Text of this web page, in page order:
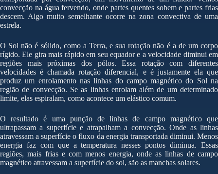
convecção na água fervendo, onde partes quentes sobem e partes frias
descem. Algo muito semelhante ocorre na zona convectiva de uma
estrela.
O Sol não é sólido, como a Terra, e sua rotação não é a de um corpo
rígido. Ele gira mais rápido em seu equador e a velocidade diminui em
regiões mais próximas dos pólos. Essa rotação com diferentes
velocidades é chamada rotação diferencial, e é justamente ela que
produz um enrolamento nas linhas do campo magnético do Sol na
região de convecção. Se as linhas enrolam além de um determinado
limite, elas espiralam, como acontece um elástico comum.
O resultado é uma punção de linhas de campo magnético que
ultrapassam a superfície e atrapalham a convecção. Onde as linhas
atravessam a superfície o fluxo da energia transportada diminui. Menos
energia faz com que a temperatura nesses pontos diminua. Essas
regiões, mais frias e com menos energia, onde as linhas de campo
magnético atravessam a superfície do sol, são as manchas solares.